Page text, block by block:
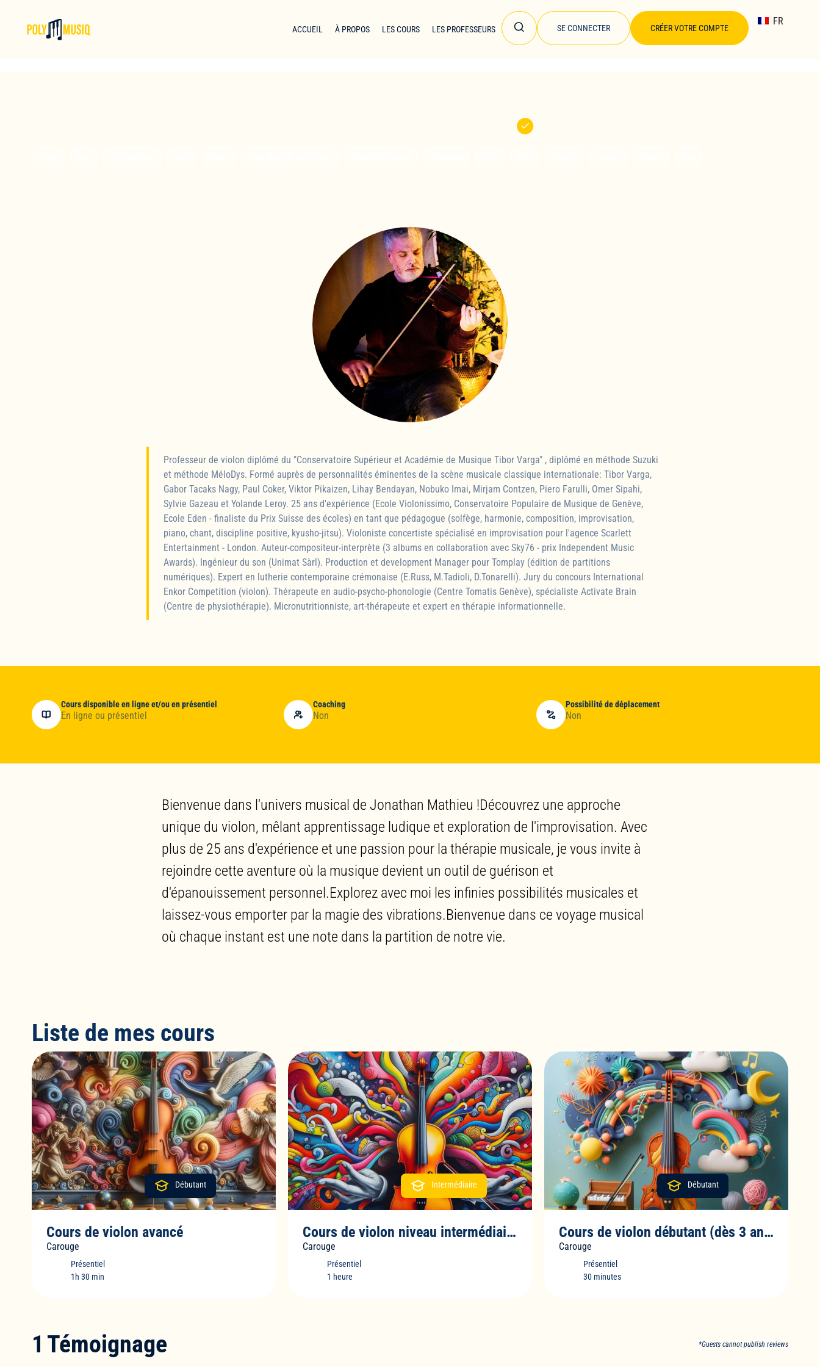
ACCUEIL À PROPOS LES COURS LES PROFESSEURS SE CONNECTER CRÉER VOTRE COMPTE
FR
Professeur de violon diplômé du "Conservatoire Supérieur et Académie de Musique Tibor Varga" , diplômé en méthode Suzuki
et méthode MéloDys. Formé auprès de personnalités éminentes de la scène musicale classique internationale: Tibor Varga,
Gabor Tacaks Nagy, Paul Coker, Viktor Pikaizen, Lihay Bendayan, Nobuko Imai, Mirjam Contzen, Piero Farulli, Omer Sipahi,
Sylvie Gazeau et Yolande Leroy. 25 ans d'expérience (Ecole Violonissimo, Conservatoire Populaire de Musique de Genève,
Ecole Eden - finaliste du Prix Suisse des écoles) en tant que pédagogue (solfège, harmonie, composition, improvisation,
piano, chant, discipline positive, kyusho-jitsu). Violoniste concertiste spécialisé en improvisation pour l'agence Scarlett
Entertainment - London. Auteur-compositeur-interprète (3 albums en collaboration avec Sky76 - prix Independent Music
Awards). Ingénieur du son (Unimat Sàrl). Production et development Manager pour Tomplay (édition de partitions
numériques). Expert en lutherie contemporaine crémonaise (E.Russ, M.Tadioli, D.Tonarelli). Jury du concours International
Enkor Competition (violon). Thérapeute en audio-psycho-phonologie (Centre Tomatis Genève), spécialiste Activate Brain
(Centre de physiothérapie). Micronutritionniste, art-thérapeute et expert en thérapie informationnelle.
Cours disponible en ligne et/ou en présentiel
En ligne ou présentiel
Coaching
Non
Possibilité de déplacement
Non
Bienvenue dans l'univers musical de Jonathan Mathieu !Découvrez une approche
unique du violon, mêlant apprentissage ludique et exploration de l'improvisation. Avec
plus de 25 ans d'expérience et une passion pour la thérapie musicale, je vous invite à
rejoindre cette aventure où la musique devient un outil de guérison et
d'épanouissement personnel.Explorez avec moi les infinies possibilités musicales et
laissez-vous emporter par la magie des vibrations.Bienvenue dans ce voyage musical
où chaque instant est une note dans la partition de notre vie.
Liste de mes cours
Cours de violon avancé
Carouge
Présentiel
1h 30 min
Débutant
Cours de violon niveau intermédiaire
Carouge
Présentiel
1 heure
Intermédiaire
Cours de violon débutant (dès 3 ans)
Carouge
Présentiel
30 minutes
Débutant
1 Témoignage *Guests cannot publish reviews